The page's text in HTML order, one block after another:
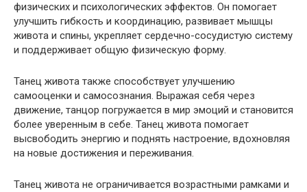
физических и психологических эффектов. Он помогает
улучшить гибкость и координацию, развивает мышцы
живота и спины, укрепляет сердечно-сосудистую систему
и поддерживает общую физическую форму.
Танец живота также способствует улучшению
самооценки и самосознания. Выражая себя через
движение, танцор погружается в мир эмоций и становится
более уверенным в себе. Танец живота помогает
высвободить энергию и поднять настроение, вдохновляя
на новые достижения и переживания.
Танец живота не ограничивается возрастными рамками и